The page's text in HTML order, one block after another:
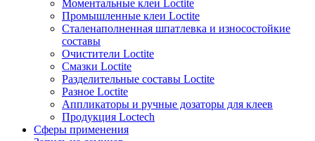
Моментальные клеи Loctite
Промышленные клеи Loctite
Сталенаполненная шпатлевка и износостойкие
составы
Очистители Loctite
Смазки Loctite
Разделительные составы Loctite
Разное Loctite
Аппликаторы и ручные дозаторы для клеев
Продукция Loctech
Сферы применения